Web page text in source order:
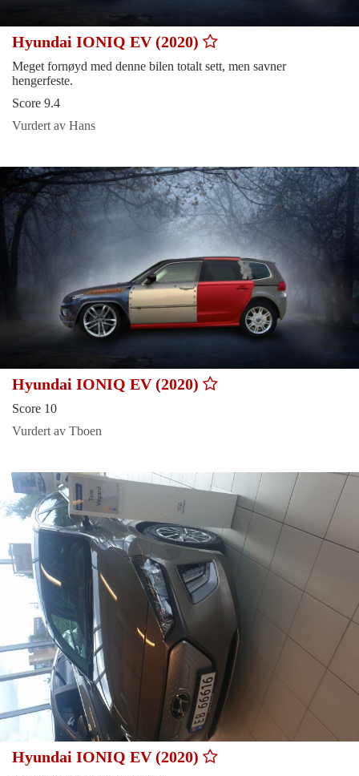
Hyundai IONIQ EV (2020)
Meget fornøyd med denne bilen totalt sett, men savner
hengerfeste.
Score 9.4
Vurdert av Hans
Hyundai IONIQ EV (2020)
Score 10
Vurdert av Tboen
Hyundai IONIQ EV (2020)